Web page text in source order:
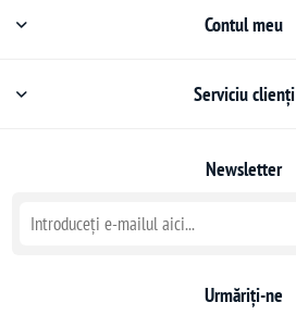
Contul meu
Serviciu clienți
Newsletter
Urmăriți-ne